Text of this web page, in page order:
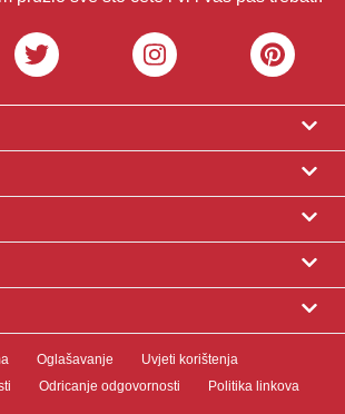
stanove
Oglašavanje
Uvjeti korištenja
Odricanje odgovornosti Politika linkova